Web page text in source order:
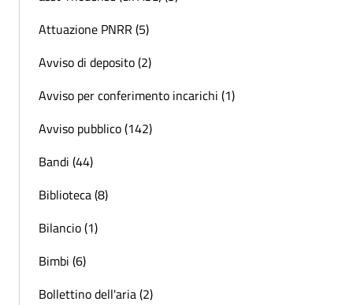
Attuazione PNRR (5)
Avviso di deposito (2)
Avviso per conferimento incarichi (1)
Avviso pubblico (142)
Bandi (44)
Biblioteca (8)
Bilancio (1)
Bimbi (6)
Bollettino dell'aria (2)